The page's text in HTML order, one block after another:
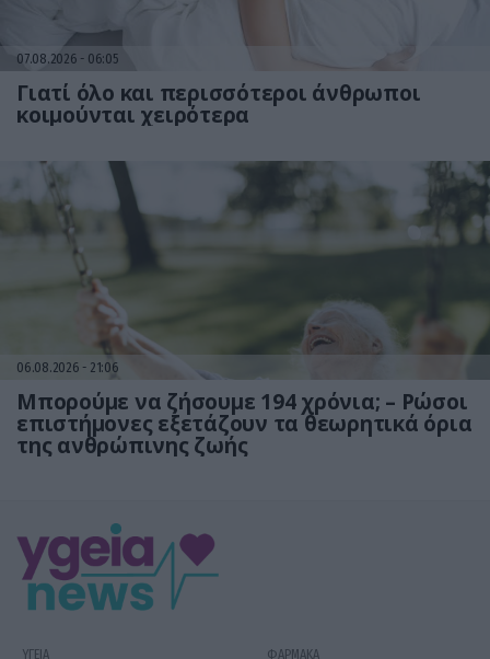
07.08.2026 06:05
Γιατί όλο και περισσότεροι άνθρωποι
κοιμούνται χειρότερα
06.08.2026 21:06
Μπορούμε να ζήσουμε 194 χρόνια; – Ρώσοι
επιστήμονες εξετάζουν τα θεωρητικά όρια
της ανθρώπινης ζωής
ΥΓΕΙΑ ΦΑΡΜΑΚΑ